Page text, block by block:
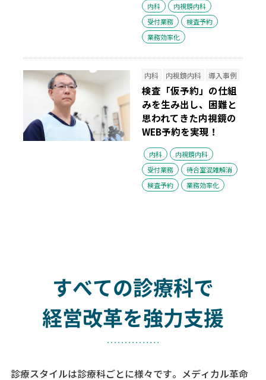
内科
内視鏡内科
受付業務
検査予約
業務効率化
内科 内視鏡内科 導入事例
検査「仮予約」の仕組
みを生み出し、困難と
思われてきた内視鏡の
WEB予約を実現！
内科
内視鏡内科
受付業務
待合室混雑解消
検査予約
業務効率化
すべての診療科で
経営改革を強力支援
診療スタイルは診療科ごとに様々です。メディカル革命